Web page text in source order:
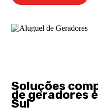
Soluções
de geradores
Sul